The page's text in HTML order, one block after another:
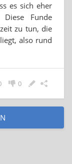
es sich eher
Funde
zu tun, die
also rund
0